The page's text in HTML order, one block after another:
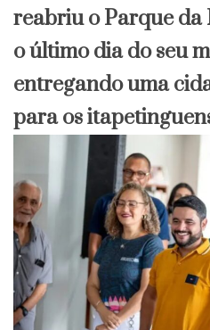
reabriu o Parque da
o último dia do seu
entregando uma
para os